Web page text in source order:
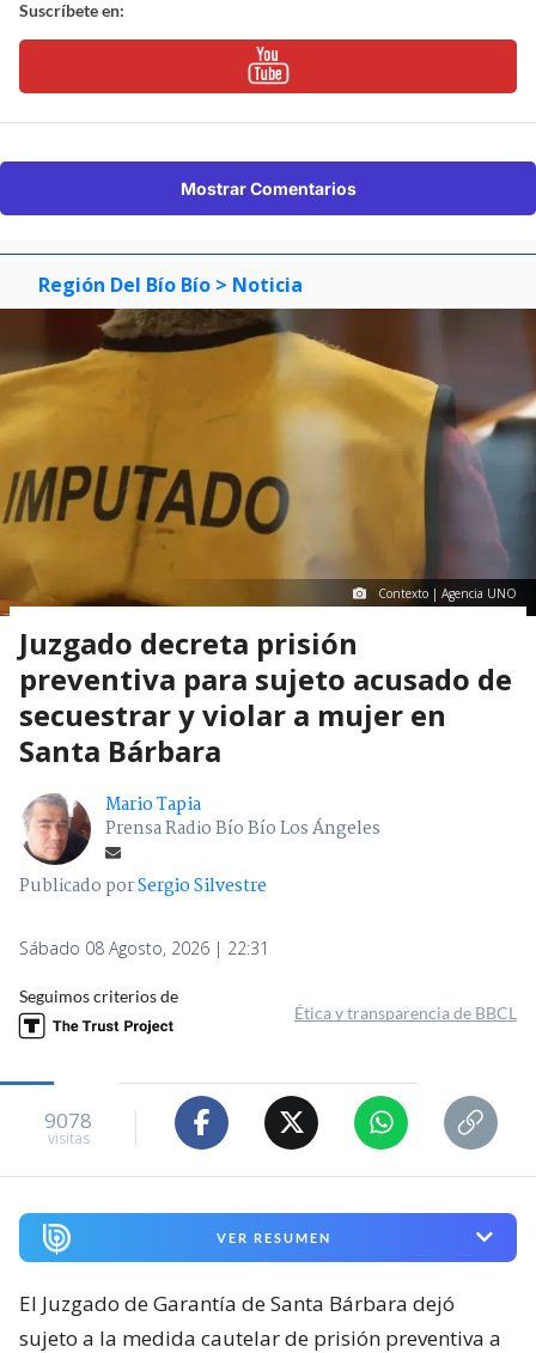
Suscríbete en:
Mostrar Comentarios
Región Del Bío Bío > Noticia
Contexto | Agencia UNO
Juzgado decreta prisión
preventiva para sujeto acusado de
secuestrar y violar a mujer en
Santa Bárbara
Mario Tapia
Prensa Radio Bío Bío Los Ángeles
Publicado porSergio Silvestre
Sábado 08 Agosto, 2026 | 22:31
Seguimos criterios de
Ética y transparencia de BBCL
9078
visitas
VER RESUMEN
El Juzgado de Garantía de Santa Bárbara dejó
sujeto a la medida cautelar de prisión preventiva a